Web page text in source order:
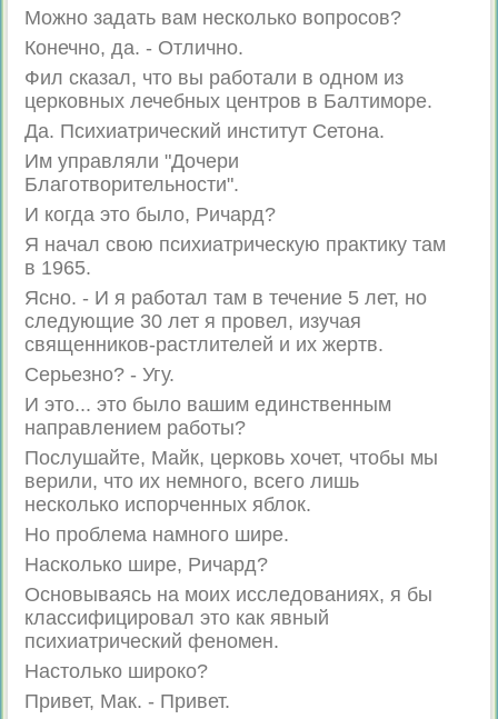
Можно задать вам несколько вопросов?
Конечно, да. - Отлично.
Фил сказал, что вы работали в одном из
церковных лечебных центров в Балтиморе.
Да. Психиатрический институт Сетона.
Им управляли "Дочери
Благотворительности".
И когда это было, Ричард?
Я начал свою психиатрическую практику там
в 1965.
Ясно. - И я работал там в течение 5 лет, но
следующие 30 лет я провел, изучая
священников-растлителей и их жертв.
Серьезно? - Угу.
И это... это было вашим единственным
направлением работы?
Послушайте, Майк, церковь хочет, чтобы мы
верили, что их немного, всего лишь
несколько испорченных яблок.
Но проблема намного шире.
Насколько шире, Ричард?
Основываясь на моих исследованиях, я бы
классифицировал это как явный
психиатрический феномен.
Настолько широко?
Привет, Мак. - Привет.